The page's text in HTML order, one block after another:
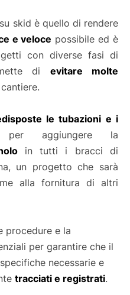
skid è quello di rendere
e veloce possibile ed è
con diverse fasi di
di evitare molte
le tubazioni e i
aggiungere la
in tutti i bracci di
un progetto che sarà
alla fornitura di altri
procedure e la
per garantire che il
necessarie e
tracciati e registrati.